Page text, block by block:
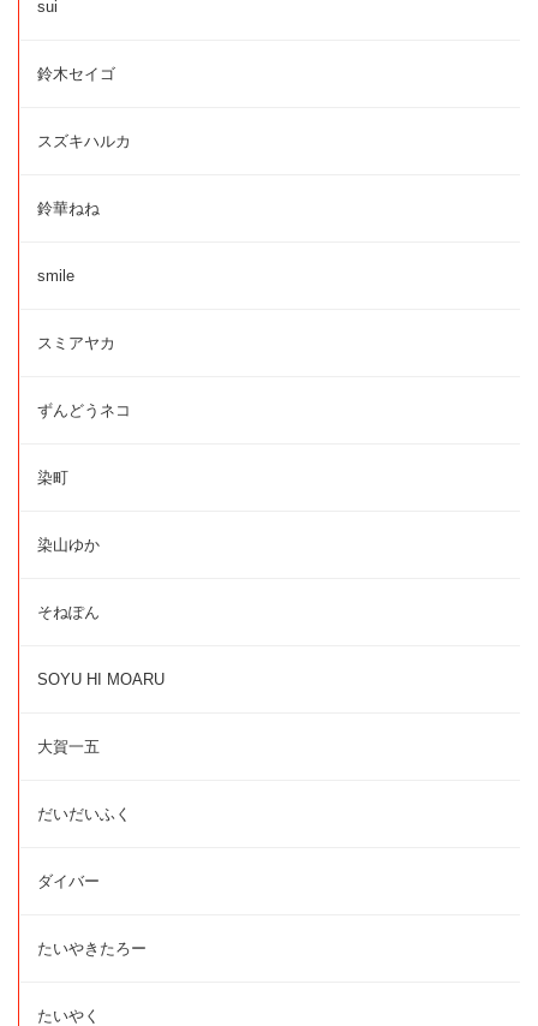
sui
鈴木セイゴ
スズキハルカ
鈴華ねね
smile
スミアヤカ
ずんどうネコ
染町
染山ゆか
そねぽん
SOYU HI MOARU
大賀一五
だいだいふく
ダイバー
たいやきたろー
たいやく